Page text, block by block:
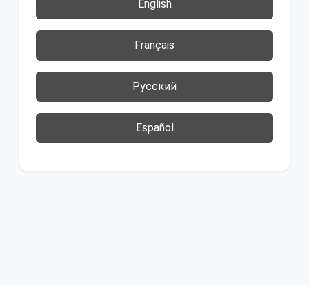
English
Français
Русский
Español